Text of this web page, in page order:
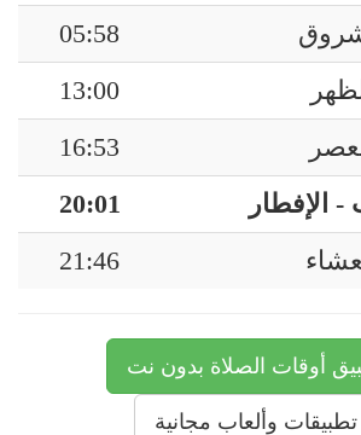
05:58
13:00
16:53
- الإفطار
20:01
21:46
أوقات الصلاة بدون نت
تطبيقات وألعاب مجانية